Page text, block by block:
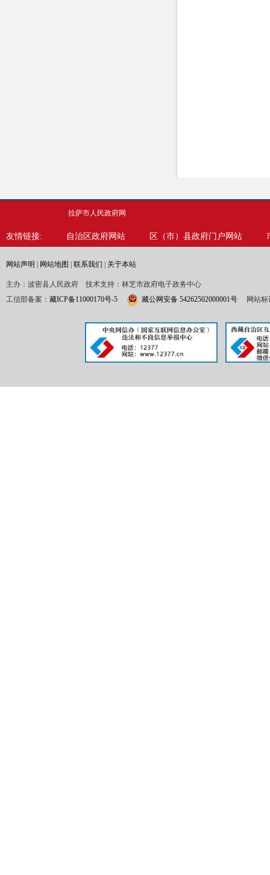
拉萨市人民政府网
友情链接: 自治区政府网站 区（市）县政府门户网站
网站声明 网站地图 联系我们 关于本站
主办：波密县人民政府 技术支持：林芝市政府电子政务中心
工信部备案： 藏ICP备11000170号-5 藏公网安备 54262502000001号 网站标